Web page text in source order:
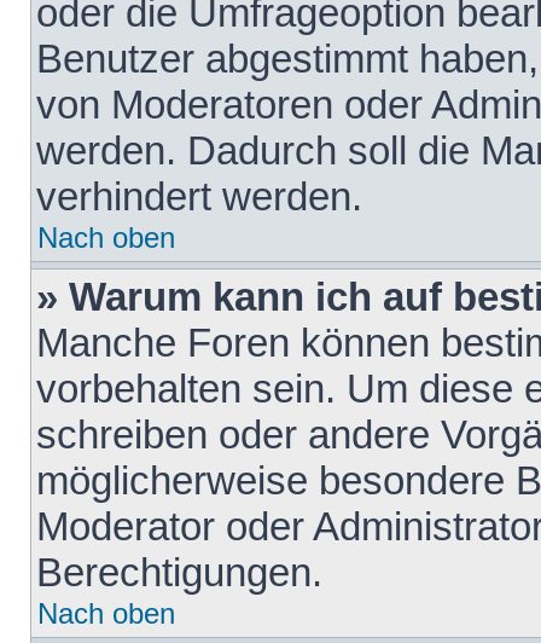
oder die Umfrageoption
Benutzer abgestimmt
von Moderatoren oder
werden. Dadurch soll die
verhindert werden.
Nach oben
» Warum kann ich auf
Manche Foren können
vorbehalten sein. Um diese
schreiben oder andere
möglicherweise besondere
Moderator oder
Berechtigungen.
Nach oben